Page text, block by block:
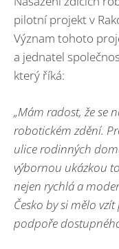
pilotní projekt v
Význam tohoto
a jednatel
který říká:
„Mám radost, že se
robotickém zdění.
ulice rodinných
výbornou ukázkou
nejen rychlá a
Česko by si mělo
podpoře